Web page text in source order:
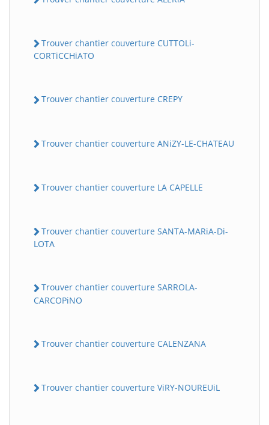
Trouver chantier couverture CUTTOLi-
CORTiCCHiATO
Trouver chantier couverture CREPY
Trouver chantier couverture ANiZY-LE-CHATEAU
Trouver chantier couverture LA CAPELLE
Trouver chantier couverture SANTA-MARiA-Di-
LOTA
Trouver chantier couverture SARROLA-
CARCOPiNO
Trouver chantier couverture CALENZANA
Trouver chantier couverture ViRY-NOUREUiL